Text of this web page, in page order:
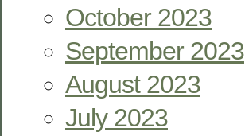
October 2023
September 2023
August 2023
July 2023